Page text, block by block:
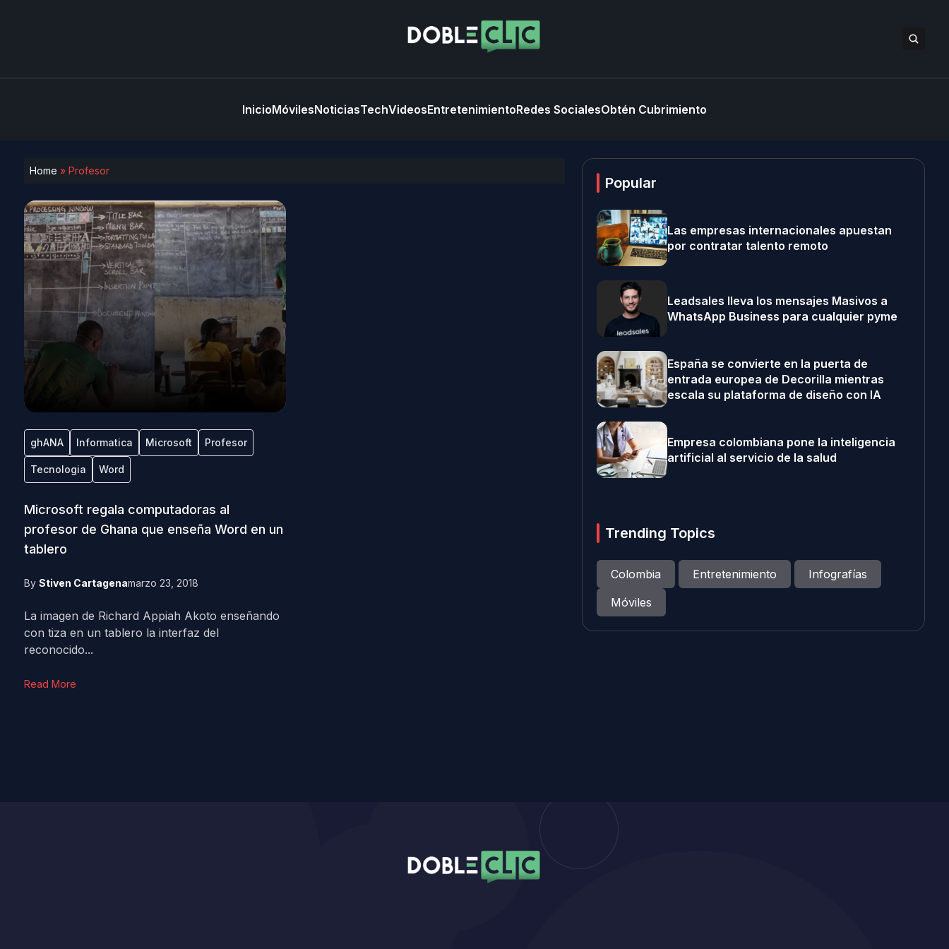
InicioMóvilesNoticiasTechVideosEntretenimientoRedes SocialesObtén Cubrimiento
Home » Profesor
ghANA Informatica Microsoft Profesor
Tecnologia Word
Microsoft regala computadoras al
profesor de Ghana que enseña Word en un
tablero
By Stiven Cartagenamarzo 23, 2018
La imagen de Richard Appiah Akoto enseñando
con tiza en un tablero la interfaz del
reconocido...
Read More
Popular
Las empresas internacionales apuestan
por contratar talento remoto
Leadsales lleva los mensajes Masivos a
WhatsApp Business para cualquier pyme
España se convierte en la puerta de
entrada europea de Decorilla mientras
escala su plataforma de diseño con IA
Empresa colombiana pone la inteligencia
artificial al servicio de la salud
Trending Topics
Colombia Entretenimiento
Infografías
Móviles